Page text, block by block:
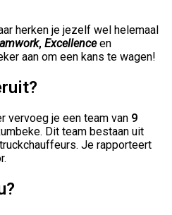
herken je jezelf wel helemaal
, Excellence en
aan om een kans te wagen!
vervoeg je een team van 9
Dit team bestaan uit
Je rapporteert